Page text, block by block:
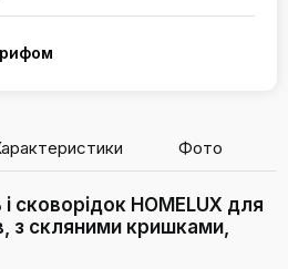
Фото
сковорідок HOMELUX для
з скляними кришками,